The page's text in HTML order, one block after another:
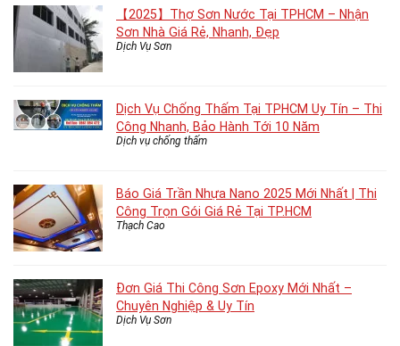
【2025】Thợ Sơn Nước Tại TPHCM – Nhận
Sơn Nhà Giá Rẻ, Nhanh, Đẹp
Dịch Vụ Sơn
Dịch Vụ Chống Thấm Tại TPHCM Uy Tín – Thi
Công Nhanh, Bảo Hành Tới 10 Năm
Dịch vụ chống thấm
Báo Giá Trần Nhựa Nano 2025 Mới Nhất | Thi
Công Trọn Gói Giá Rẻ Tại TP.HCM
Thạch Cao
Đơn Giá Thi Công Sơn Epoxy Mới Nhất –
Chuyên Nghiệp & Uy Tín
Dịch Vụ Sơn